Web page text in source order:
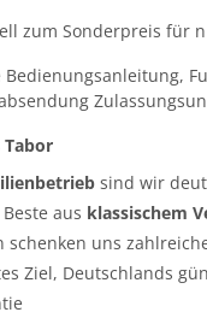
zum Sonderpreis für
Bedienungsanleitung,
sind wir
aus klassischem
schenken uns
Ziel, Deutschlands